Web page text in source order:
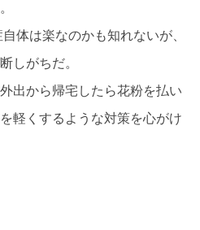
体は楽なのかも知れないが、
しがちだ。
出から帰宅したら花粉を払い
軽くするような対策を心がけ